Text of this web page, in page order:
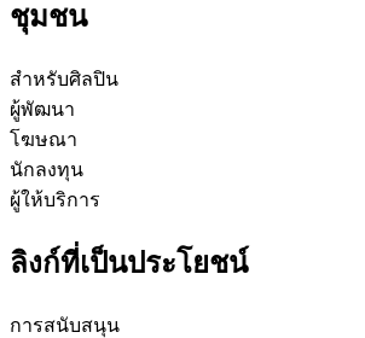
ชุมชน
สำหรับศิลปิน
ผู้พัฒนา
โฆษณา
นักลงทุน
ผู้ให้บริการ
ลิงก์ที่เป็นประโยชน์
การสนับสนุน